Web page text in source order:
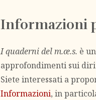
Informazioni
I quaderni del m.æ.s. è
approfondimenti sui
Siete interessati a
Informazioni, in